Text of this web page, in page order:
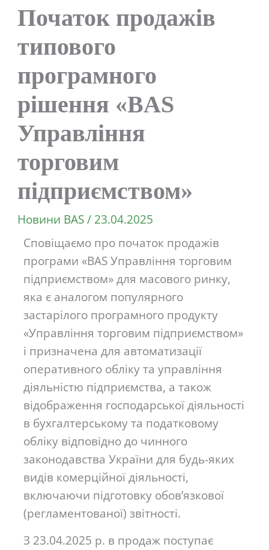
Початок продажів
типового
програмного
рішення «BAS
Управління
торговим
підприємством»
Новини BAS/ 23.04.2025
Сповіщаємо про початок продажів
програми «BAS Управління торговим
підприємством» для масового ринку,
яка є аналогом популярного
застарілого програмного продукту
«Управління торговим підприємством»
і призначена для автоматизації
оперативного обліку та управління
діяльністю підприємства, а також
відображення господарської діяльності
в бухгалтерському та податковому
обліку відповідно до чинного
законодавства України для будь-яких
видів комерційної діяльності,
включаючи підготовку обов’язкової
(регламентованої) звітності.
З 23.04.2025 р. в продаж поступає